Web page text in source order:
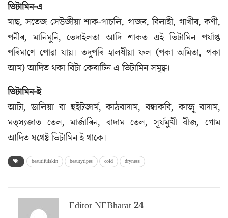
ভিটামিন-এ
মাছ, সতেজ সেউজীয়া শাক-পাচলি, গাজৰ, বিলাহী, গাখীৰ, কণী,
পনীৰ, মানিমুনি, ভেদাইলতা আদি শাকত এই ভিটামিন পৰ্যাপ্ত
পৰিমাণে পোৱা যায়। তদুপৰি হালধীয়া ফল (পকা অমিতা, পকা
আম) আদিত থকা বিটা কেৰাটিন এ ভিটামিন সমৃদ্ধ।
ভিটামিন-ই
আটা, ডালিয়া বা হুইটজাৰ্ম, কাঠবাদাম, বন্ধাকবি, কাজু বাদাম,
মত্স্যজাত তেল, মাৰ্জাৰিন, বাদাম তেল, সূৰ্যমুখী বীজ, গোম
আদিত যথেষ্ট ভিটামিন ই থাকে।
beautifulskin beautytipes cold dryness
Editor NEBharat 24